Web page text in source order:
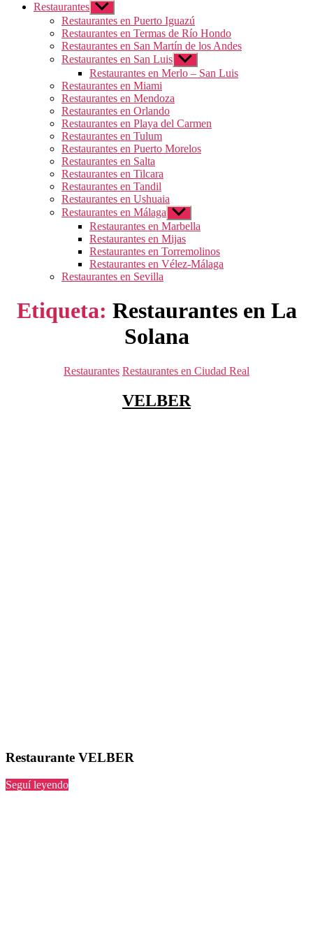
Restaurantes Mostrar
el
submenú
Restaurantes en Puerto Iguazú
Restaurantes en Termas de Río Hondo
Restaurantes en San Martín de los Andes
Restaurantes en San Luis Mostrar
el
submenú
Restaurantes en Merlo – San Luis
Restaurantes en Miami
Restaurantes en Mendoza
Restaurantes en Orlando
Restaurantes en Playa del Carmen
Restaurantes en Tulum
Restaurantes en Puerto Morelos
Restaurantes en Salta
Restaurantes en Tilcara
Restaurantes en Tandil
Restaurantes en Ushuaia
Restaurantes en Málaga Mostrar
el
submenú
Restaurantes en Marbella
Restaurantes en Mijas
Restaurantes en Torremolinos
Restaurantes en Vélez-Málaga
Restaurantes en Sevilla
Etiqueta: Restaurantes en La
Solana
Categorías
Restaurantes Restaurantes en Ciudad Real
VELBER
Restaurante VELBER
Seguí leyendo“VELBER”